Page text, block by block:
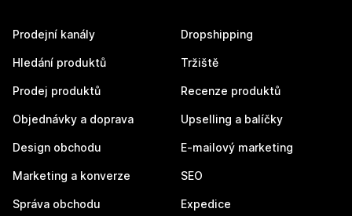
Prodejní kanály
Hledání produktů
Prodej produktů
Objednávky a doprava
Design obchodu
Marketing a konverze
Správa obchodu
Dropshipping
Tržiště
Recenze produktů
Upselling a balíčky
E-mailový marketing
SEO
Expedice